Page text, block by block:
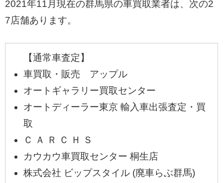
2021年11月現在の群馬県の車買取業者は、次の2
7店舗あります。
【通常車査定】
車買取・販売 アップル
オートギャラリー買取センター
オートディーラー東京 輸入車出張査定・買
取
Ｃ Ａ Ｒ Ｃ Ｈ Ｓ
カウカウ車買取センター 桐生店
株式会社 ビップスタイル (廃車らぶ群馬)